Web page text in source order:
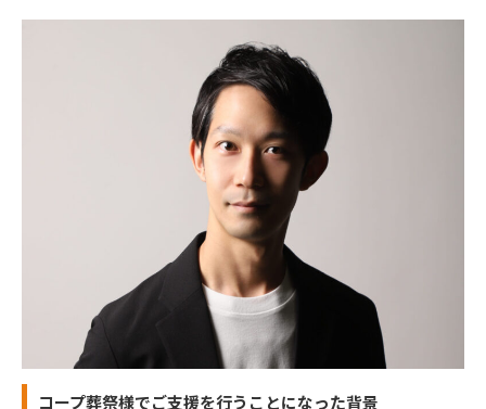
コープ葬祭様でご支援を行うことになった背景